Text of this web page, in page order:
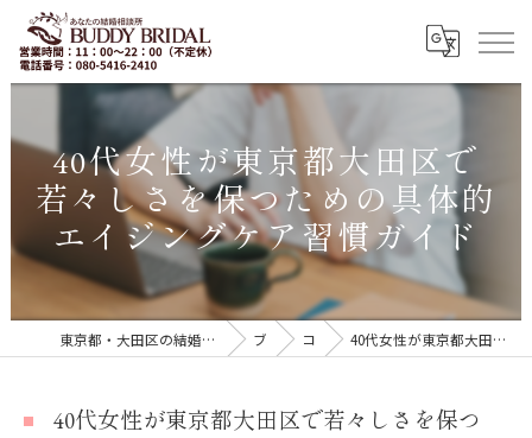
40代女性が東京都大田区で
若々しさを保つための具体的
エイジングケア習慣ガイド
東京都・大田区の結婚相談所｜再婚・20代30代の婚活なら「BUDDY BRIDAL 東京」 ブログ コラム 40代女性が東京都大田区で若々しさを保つための具体的エイジングケア習慣ガイド
40代女性が東京都大田区で若々しさを保つ